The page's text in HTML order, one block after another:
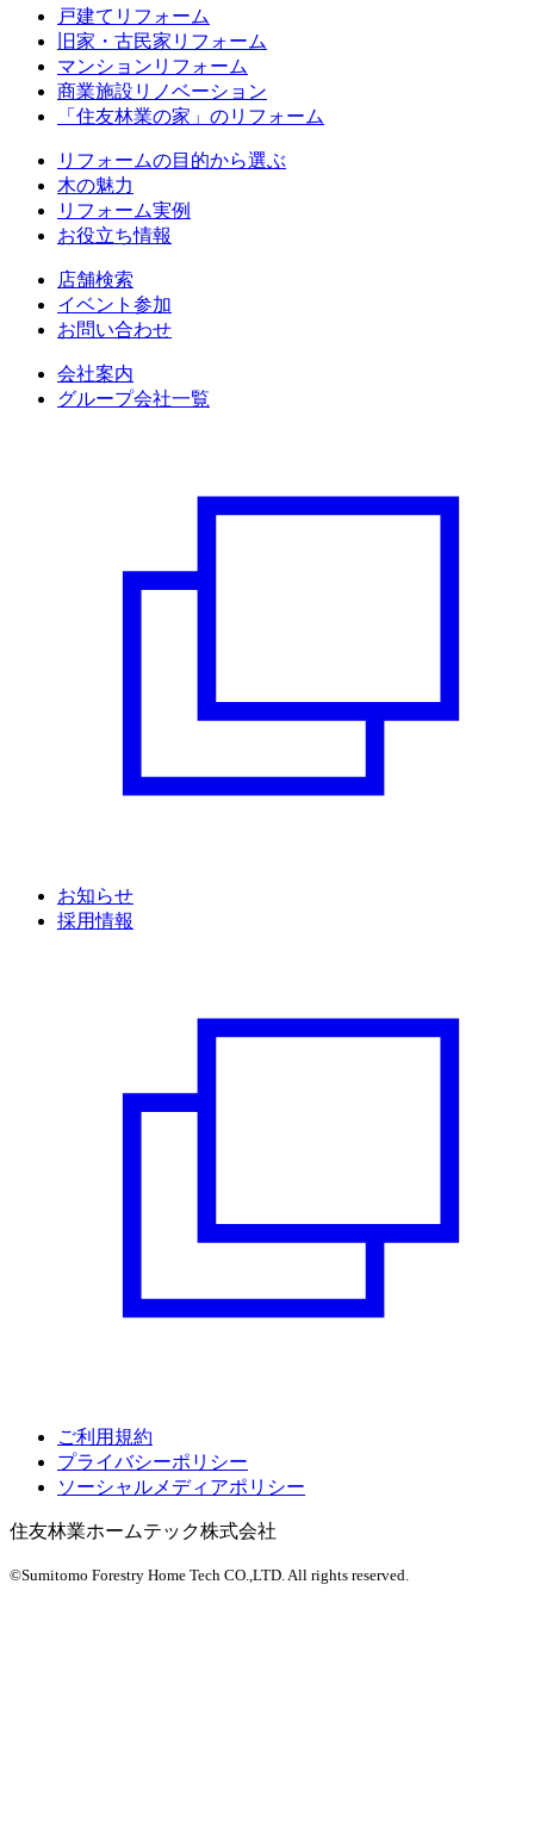
戸建てリフォーム
旧家・古民家リフォーム
マンションリフォーム
商業施設リノベーション
「住友林業の家」のリフォーム
リフォームの目的から選ぶ
木の魅力
リフォーム実例
お役立ち情報
店舗検索
イベント参加
お問い合わせ
会社案内
グループ会社一覧
お知らせ
採用情報
ご利用規約
プライバシーポリシー
ソーシャルメディアポリシー
住友林業ホームテック株式会社
©Sumitomo Forestry Home Tech CO.,LTD.All rights reserved.